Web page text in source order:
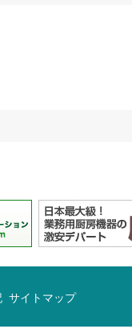
サイトマップ